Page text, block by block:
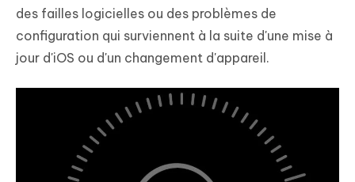
des failles logicielles ou des problèmes de
configuration qui surviennent à la suite d'une mise à
jour d'iOS ou d'un changement d'appareil.